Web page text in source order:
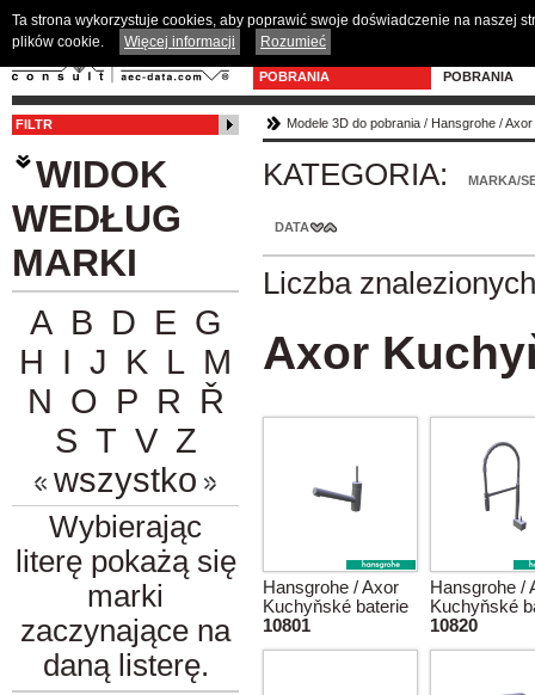
POBRANIA
POBRANIA
FILTR
WIDOK
WEDŁUG
MARKI
A B D E G
H I J K L M
N O P R Ř
S T V Z
wszystko
Wybierając
literę pokażą się
marki
zaczynające na
daną listerę.
Modele 3D do pobrania / Hansgrohe /Axor
KATEGORIA: MARKA/
DATA
Liczba
Axor
Hansgrohe / Axor
Kuchyňské baterie
10801
Hansgrohe /
Kuchyňské
10820
Ta strona wykorzystuje cookies, aby poprawić swoje doświadczenie na naszej
plików cookie.
Więcej informacji Rozumieć